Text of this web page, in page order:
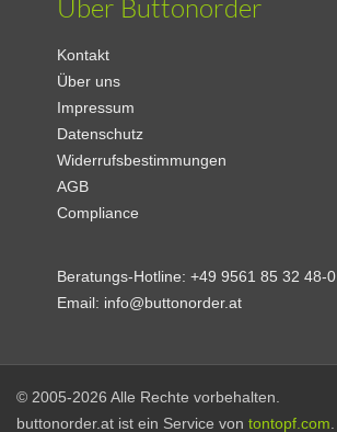
Über Buttonorder
Kontakt
Über uns
Impressum
Datenschutz
Widerrufsbestimmungen
AGB
Compliance
Beratungs-Hotline:+49 9561 85 32 48-0
Email: info@buttonorder.at
© 2005-2026 Alle Rechte vorbehalten.
buttonorder.at ist ein Service von tontopf.com